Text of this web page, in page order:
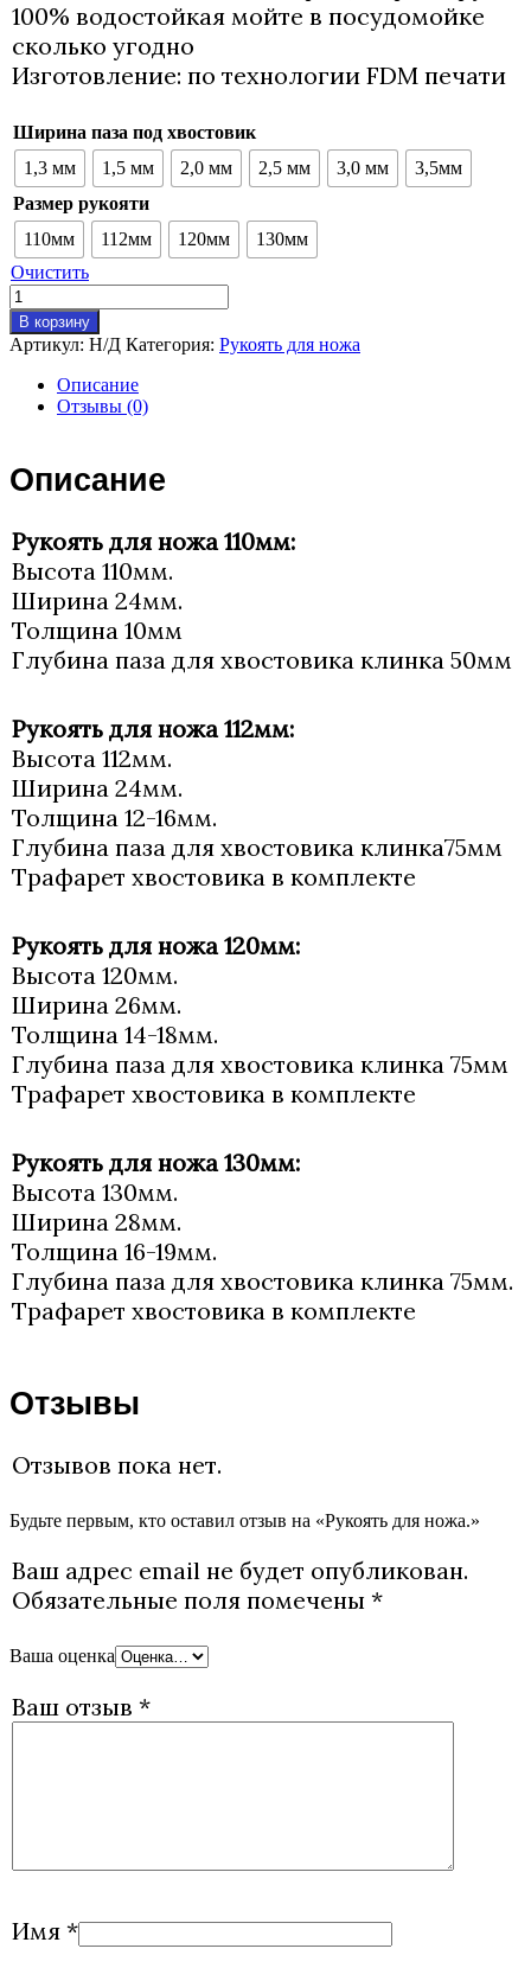
100% водостойкая мойте в посудомойке
сколько угодно
Изготовление: по технологии FDM печати
Ширина паза под хвостовик
1,3 мм
1,5 мм 2,0 мм 2,5 мм 3,0 мм
3,5мм
Размер рукояти
110мм
112мм 120мм
130мм
Очистить
Количество
товара
Рукоять
для
ножа.
В корзину
Артикул: Н/Д Категория: Рукоять для ножа
Описание
Отзывы (0)
Описание
Рукоять для ножа 110мм:
Высота 110мм.
Ширина 24мм.
Толщина 10мм
Глубина паза для хвостовика клинка 50мм
Рукоять для ножа 112мм:
Высота 112мм.
Ширина 24мм.
Толщина 12-16мм.
Глубина паза для хвостовика клинка75мм
Трафарет хвостовика в комплекте
Рукоять для ножа 120мм:
Высота 120мм.
Ширина 26мм.
Толщина 14-18мм.
Глубина паза для хвостовика клинка 75мм
Трафарет хвостовика в комплекте
Рукоять для ножа 130мм:
Высота 130мм.
Ширина 28мм.
Толщина 16-19мм.
Глубина паза для хвостовика клинка 75мм.
Трафарет хвостовика в комплекте
Отзывы
Отзывов пока нет.
Будьте первым, кто оставил отзыв на «Рукоять для ножа.»
Ваш адрес email не будет опубликован.
Обязательные поля помечены *
Ваша оценка
Ваш отзыв *
Имя *